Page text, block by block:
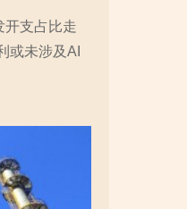
开支占比走
或未涉及AI